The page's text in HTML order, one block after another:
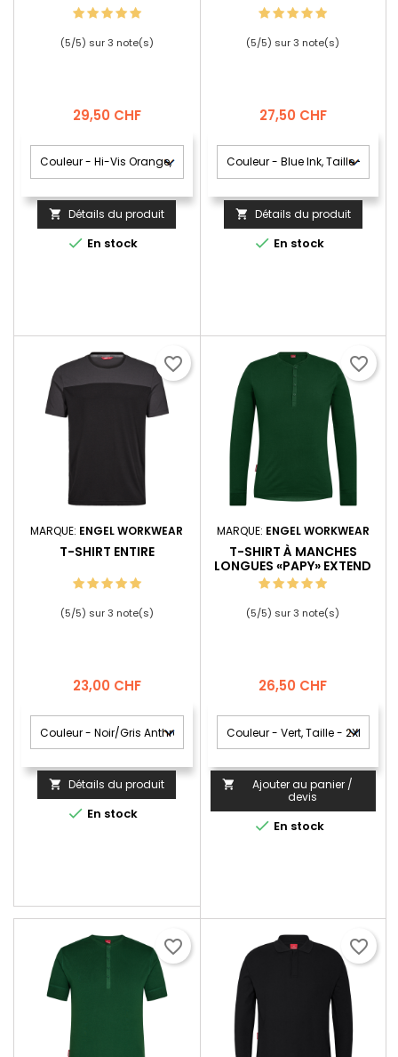
(5/5) sur3 note(s)
Prix
29,50 CHF
 Détails du produit
 En stock
(5/5) sur3 note(s)
Prix
27,50 CHF
 Détails du produit
 En stock
MARQUE: ENGEL WORKWEAR
T-SHIRT ENTIRE
(5/5) sur3 note(s)
Prix
23,00 CHF
 Détails du produit
 En stock
favorite_border
MARQUE: ENGEL WORKWEAR
T-SHIRT À MANCHES
LONGUES «PAPY» EXTEND
(5/5) sur3 note(s)
Prix
26,50 CHF

Ajouter au panier /
devis
 En stock
favorite_border
favorite_border favorite_border